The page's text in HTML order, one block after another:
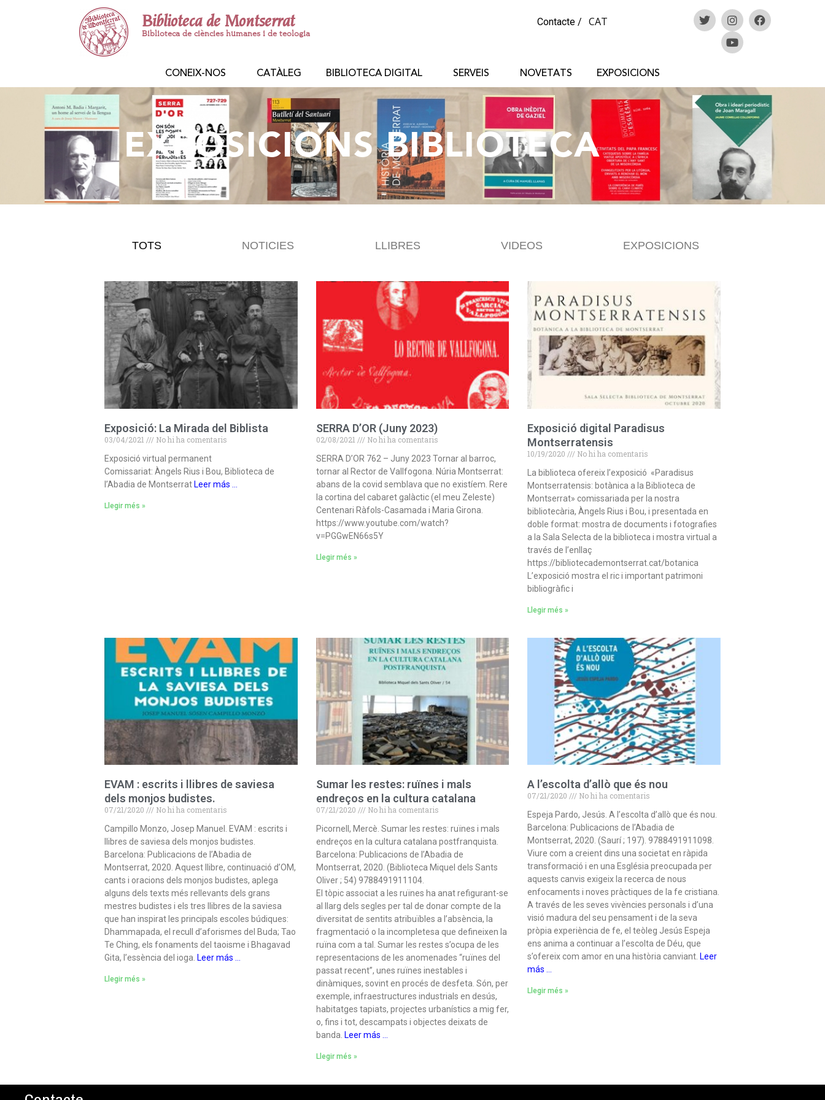
Biblioteca de Montserrat
Biblioteca de ciències humanes i de teologia
Contacte / CAT
CONEIX-NOS CATÀLEG BIBLIOTECA DIGITAL SERVEIS NOVETATS EXPOSICIONS
EXPOSICIONS BIBLIOTECA
TOTS NOTICIES LLIBRES VIDEOS EXPOSICIONS
Exposició: La Mirada del Biblista
03/04/2021
No hi ha comentaris
Exposició virtual permanent
Comissariat: Àngels Rius i Bou, Biblioteca de
l’Abadia de Montserrat Leer más …
Llegir més »
SERRA D’OR (Juny 2023)
02/08/2021
No hi ha comentaris
SERRA D’OR 762 – Juny 2023 Tornar al barroc,
tornar al Rector de Vallfogona. Núria Montserrat:
abans de la covid semblava que no existíem. Rere
la cortina del cabaret galàctic (el meu Zeleste)
Centenari Ràfols-Casamada i Maria Girona.
https://www.youtube.com/watch?
v=PGGwEN66s5Y
Llegir més »
Exposició digital Paradisus
Montserratensis
10/19/2020
No hi ha comentaris
La biblioteca ofereix l’exposició «Paradisus
Montserratensis: botànica a la Biblioteca de
Montserrat» comissariada per la nostra
bibliotecària, Àngels Rius i Bou, i presentada en
doble format: mostra de documents i fotografies
a la Sala Selecta de la biblioteca i mostra virtual a
través de l’enllaç
https://bibliotecademontserrat.cat/botanica
L’exposició mostra el ric i important patrimoni
bibliogràfic i
Llegir més »
EVAM : escrits i llibres de saviesa
dels monjos budistes.
07/21/2020
No hi ha comentaris
Campillo Monzo, Josep Manuel. EVAM : escrits i
llibres de saviesa dels monjos budistes.
Barcelona: Publicacions de l’Abadia de
Montserrat, 2020. Aquest llibre, continuació d’OM,
cants i oracions dels monjos budistes, aplega
alguns dels texts més rellevants dels grans
mestres budistes i els tres llibres de la saviesa
que han inspirat les principals escoles búdiques:
Dhammapada, el recull d’aforismes del Buda; Tao
Te Ching, els fonaments del taoisme i Bhagavad
Gita, l’essència del ioga. Leer más …
Llegir més »
Sumar les restes: ruïnes i mals
endreços en la cultura catalana
07/21/2020
No hi ha comentaris
Picornell, Mercè. Sumar les restes: ruïnes i mals
endreços en la cultura catalana postfranquista.
Barcelona: Publicacions de l’Abadia de
Montserrat, 2020. (Biblioteca Miquel dels Sants
Oliver ; 54) 9788491911104.
El tòpic associat a les ruïnes ha anat refigurant-se
al llarg dels segles per tal de donar compte de la
diversitat de sentits atribuïbles a l’absència, la
fragmentació o la incompletesa que defineixen la
ruïna com a tal. Sumar les restes s’ocupa de les
representacions de les anomenades “ruïnes del
passat recent”, unes ruïnes inestables i
dinàmiques, sovint en procés de desfeta. Són, per
exemple, infraestructures industrials en desús,
habitatges tapiats, projectes urbanístics a mig fer,
o, fins i tot, descampats i objectes deixats de
banda. Leer más …
Llegir més »
A l’escolta d’allò que és nou
07/21/2020
No hi ha comentaris
Espeja Pardo, Jesús. A l’escolta d’allò que és nou.
Barcelona: Publicacions de l’Abadia de
Montserrat, 2020. (Saurí ; 197). 9788491911098.
Viure com a creient dins una societat en ràpida
transformació i en una Església preocupada per
aquests canvis exigeix la recerca de nous
enfocaments i noves pràctiques de la fe cristiana.
A través de les seves vivències personals i d’una
visió madura del seu pensament i de la seva
pròpia experiència de fe, el teòleg Jesús Espeja
ens anima a continuar a l’escolta de Déu, que
s’ofereix com amor en una història canviant. Leer
más …
Llegir més »